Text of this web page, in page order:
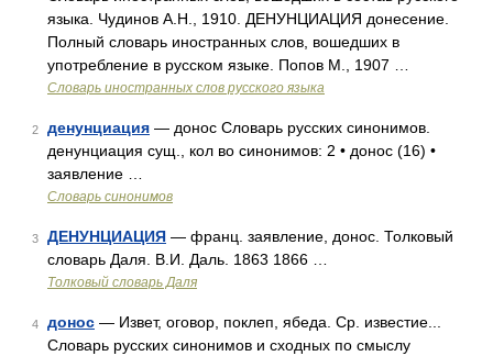
языка. Чудинов А.Н., 1910. ДЕНУНЦИАЦИЯ донесение.
Полный словарь иностранных слов, вошедших в
употребление в русском языке. Попов М., 1907 …
Словарь иностранных слов русского языка
2 денунциация — донос Словарь русских синонимов.
денунциация сущ., кол во синонимов: 2 • донос (16) •
заявление …
Словарь синонимов
3 ДЕНУНЦИАЦИЯ — франц. заявление, донос. Толковый
словарь Даля. В.И. Даль. 1863 1866 …
Толковый словарь Даля
4 донос — Извет, оговор, поклеп, ябеда. Ср. известие...
Словарь русских синонимов и сходных по смыслу